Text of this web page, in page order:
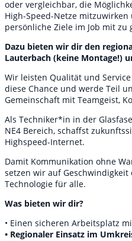
oder vergleichbar, die
High-Speed-Netze
persönliche Ziele im Job mit
Dazu bieten wir dir den
Lauterbach (keine Montage!)
Wir leisten Qualität und
diese Chance und werde Teil
Gemeinschaft mit Teamgeist,
Als Techniker*in in der
NE4 Bereich, schaffst
Highspeed-Internet.
Damit Kommunikation ohne
setzen wir auf
Technologie für alle.
Was bieten wir dir?
• Einen sicheren Arbeitsplatz
• Regionaler Einsatz im